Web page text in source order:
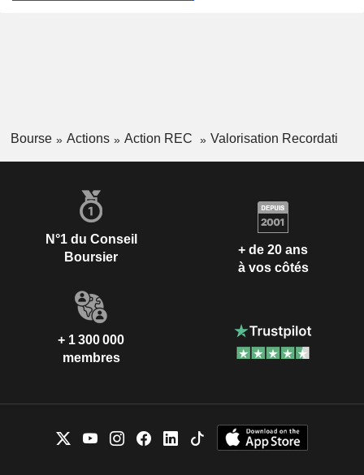
Bourse Actions Action REC Valorisation Recordati
N°1 du Conseil
Boursier
+ de 20 ans
à vos côtés
+ 1 300 000
membres